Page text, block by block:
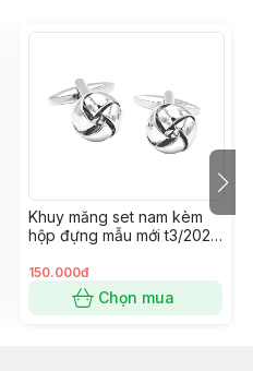
Khuy măng set nam kèm
hộp đựng mẫu mới t3/2024
150.000đ
Chọn mua